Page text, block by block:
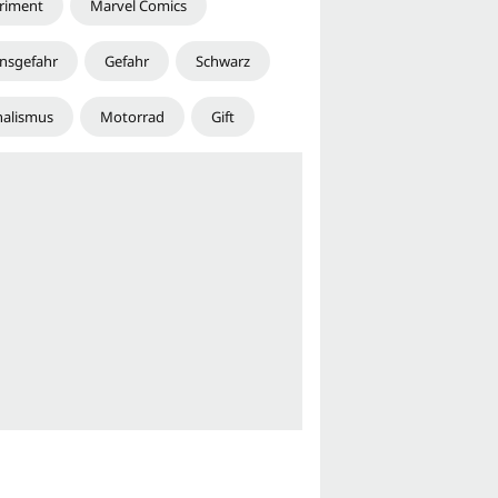
Marvel Comics
Gefahr Schwarz
Motorrad Gift